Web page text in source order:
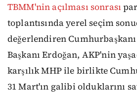
TBMM'nin açılması sonrası
toplantısında yerel seçim
değerlendiren Cumhurbaşkanı
Başkanı Erdoğan, AKP'nin
karşılık MHP ile birlikte
31 Mart'ın galibi olduklarını